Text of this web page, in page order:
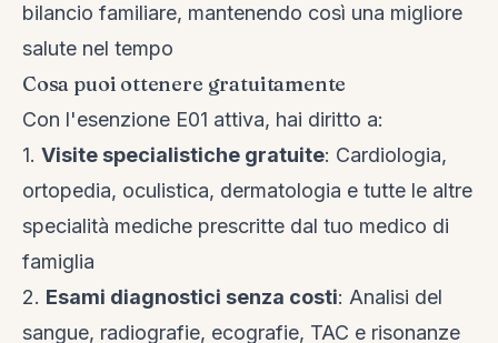
bilancio familiare, mantenendo così una migliore
salute nel tempo
Cosa puoi ottenere gratuitamente
Con l'esenzione E01 attiva, hai diritto a:
1. Visite specialistiche gratuite: Cardiologia,
ortopedia, oculistica, dermatologia e tutte le altre
specialità mediche prescritte dal tuo medico di
famiglia
2. Esami diagnostici senza costi: Analisi del
sangue, radiografie, ecografie, TAC e risonanze